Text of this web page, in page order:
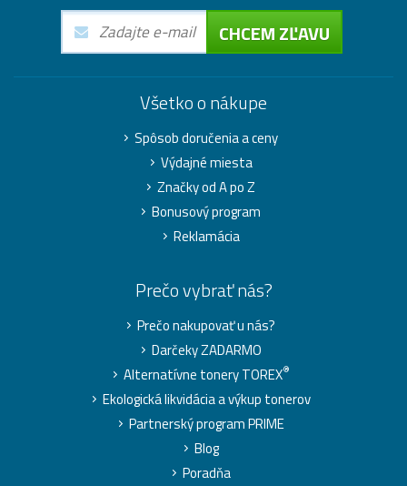
CHCEM ZĽAVU
Všetko o nákupe
Spôsob doručenia a ceny
Výdajné miesta
Značky od A po Z
Bonusový program
Reklamácia
Prečo vybrať nás?
Prečo nakupovať u nás?
Darčeky ZADARMO
Alternatívne tonery TOREX®
Ekologická likvidácia a výkup tonerov
Partnerský program PRIME
Blog
Poradňa